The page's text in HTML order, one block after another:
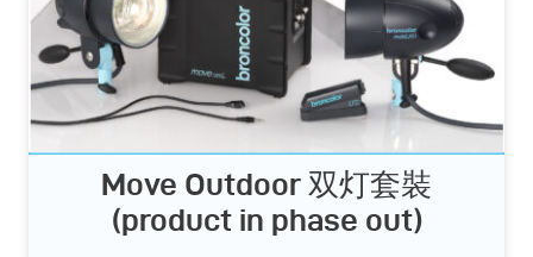
Move Outdoor 双灯套裝
(product in phase out)